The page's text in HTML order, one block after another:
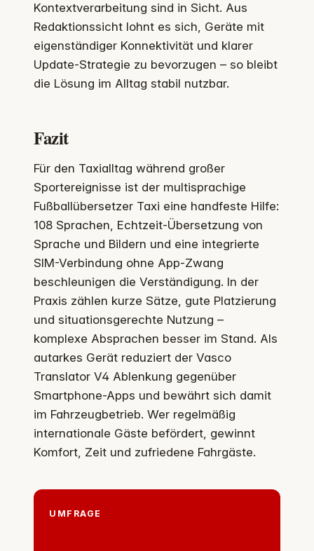
Kontextverarbeitung sind in Sicht. Aus
Redaktionssicht lohnt es sich, Geräte mit
eigenständiger Konnektivität und klarer
Update-Strategie zu bevorzugen – so bleibt
die Lösung im Alltag stabil nutzbar.
Fazit
Für den Taxialltag während großer
Sportereignisse ist der multisprachige
Fußballübersetzer Taxi eine handfeste Hilfe:
108 Sprachen, Echtzeit-Übersetzung von
Sprache und Bildern und eine integrierte
SIM-Verbindung ohne App-Zwang
beschleunigen die Verständigung. In der
Praxis zählen kurze Sätze, gute Platzierung
und situationsgerechte Nutzung –
komplexe Absprachen besser im Stand. Als
autarkes Gerät reduziert der Vasco
Translator V4 Ablenkung gegenüber
Smartphone-Apps und bewährt sich damit
im Fahrzeugbetrieb. Wer regelmäßig
internationale Gäste befördert, gewinnt
Komfort, Zeit und zufriedene Fahrgäste.
UMFRAGE